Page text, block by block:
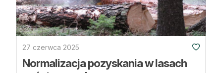
27 czerwca 2025
Normalizacja pozyskania w lasach